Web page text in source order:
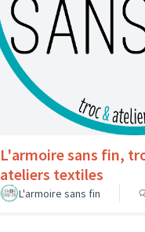
L'armoire sans fin,
ateliers textiles
L'armoire sans fin